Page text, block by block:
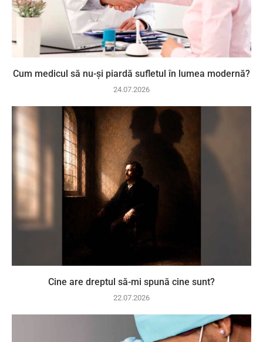
Cum medicul să nu-și piardă sufletul în lumea modernă?
24.07.2026
Cine are dreptul să-mi spună cine sunt?
22.07.2026